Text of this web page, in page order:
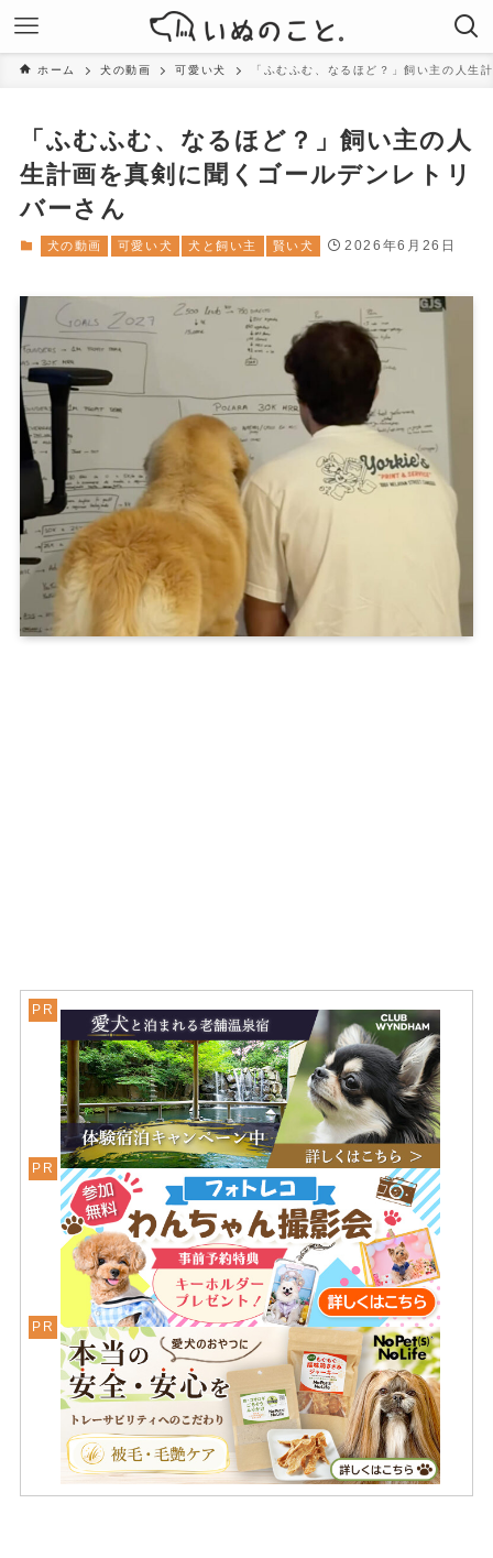
ホーム 犬の動画 可愛い犬 「ふむふむ、なるほど？」飼い主の人生
「ふむふむ、なるほど？」飼い主の人
生計画を真剣に聞くゴールデンレトリ
バーさん
犬の動画 可愛い犬 犬と飼い主 賢い犬 2026年6月26日